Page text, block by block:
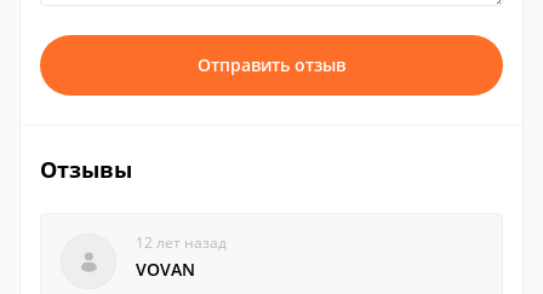
Отправить отзыв
Отзывы
12 лет назад
VOVAN